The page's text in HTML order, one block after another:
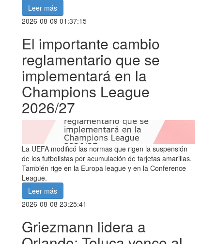
Leer más
2026-08-09 01:37:15
El importante cambio
reglamentario que se
implementará en la
Champions League
2026/27
La UEFA modificó las normas que rigen la suspensión
de los futbolistas por acumulación de tarjetas amarillas.
También rige en la Europa league y en la Conference
League.
Leer más
2026-08-08 23:25:41
Griezmann lidera a